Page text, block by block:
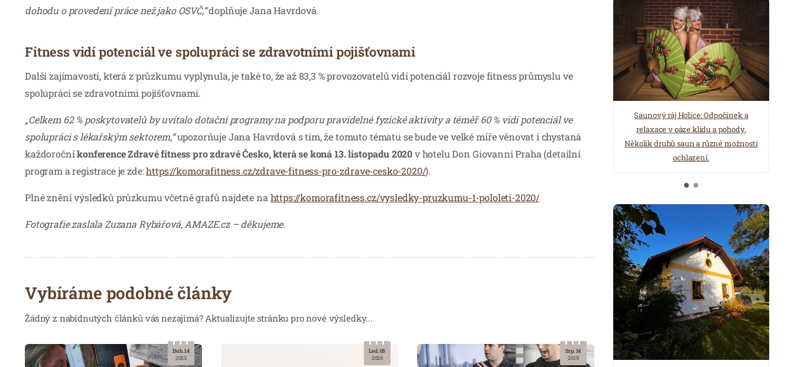
dohodu o provedení práce než jako OSVČ,“doplňuje Jana Havrdová.
Fitness vidí potenciál ve spolupráci se zdravotními pojišťovnami
Další zajímavostí, která z průzkumu vyplynula, je také to, že až 83,3 % provozovatelů vidí potenciál rozvoje fitness průmyslu ve
spolupráci se zdravotními pojišťovnami.
„Celkem 62 % poskytovatelů by uvítalo dotační programy na podporu pravidelné fyzické aktivity a téměř 60 % vidí potenciál ve
spolupráci s lékařským sektorem,“upozorňuje Jana Havrdová s tím, že tomuto tématu se bude ve velké míře věnovat i chystaná
každoročníkonference Zdravé fitness pro zdravé Česko, která se koná 13. listopadu 2020v hotelu Don Giovanni Praha (detailní
program a registrace je zde:https://komorafitness.cz/zdrave-fitness-pro-zdrave-cesko-2020/).
Plné znění výsledků průzkumu včetně grafů najdete na https://komorafitness.cz/vysledky-pruzkumu-1-pololeti-2020/
Fotografie zaslala Zuzana Rybářová, AMAZE.cz – děkujeme.
Vybíráme podobné články
Žádný z nabídnutých článků vás nezajímá? Aktualizujte stránku pro nové výsledky...
Dub. 14
2023
Led. 05
2020
Srp. 14
2019
Saunový ráj Holice: Odpočinek a
relaxace v oáze klidu a pohody.
Několik druhů saun a různé možnosti
ochlazení.
Spa Hotel Děvín: Odpočiňte si od
starostí všedních dnů a přijeďte
načerpat novou energii do
Mariánských Lázní.